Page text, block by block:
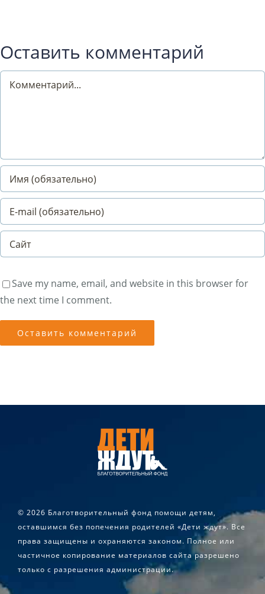
Оставить комментарий
Comment
Save my name, email, and website in this browser for
the next time I comment.
© 2026 Благотворительный фонд помощи детям,
оставшимся без попечения родителей «Дети ждут». Все
права защищены и охраняются законом. Полное или
частичное копирование материалов сайта разрешено
только с разрешения администрации.